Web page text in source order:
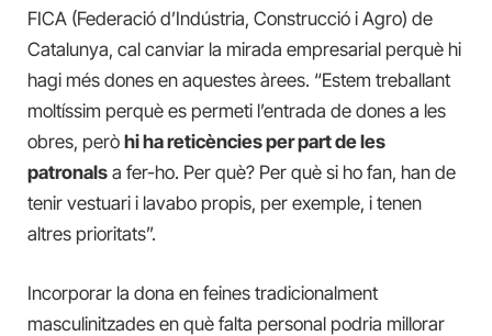
FICA (Federació d’Indústria, Construcció i Agro) de
Catalunya, cal canviar la mirada empresarial perquè hi
hagi més dones en aquestes àrees. “Estem treballant
moltíssim perquè es permeti l’entrada de dones a les
obres, però hi ha reticències per part de les
patronals a fer-ho. Per què? Per què si ho fan, han de
tenir vestuari i lavabo propis, per exemple, i tenen
altres prioritats”.
Incorporar la dona en feines tradicionalment
masculinitzades en què falta personal podria millorar